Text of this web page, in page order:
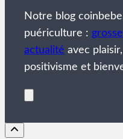
Notre blog
puériculture :
actualité avec
positivisme et